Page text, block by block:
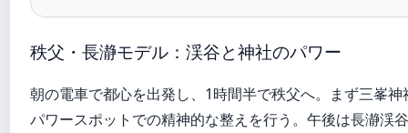
秩父・長瀞モデル：渓谷と神社のパワー
朝の電車で都心を出発し、1時間半で秩父へ。まず三峯神
パワースポットでの精神的な整えを行う。午後は長瀞渓